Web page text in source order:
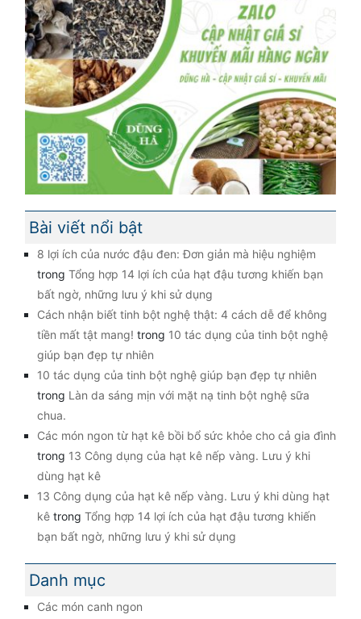
Bài viết nổi bật
8 lợi ích của nước đậu đen: Đơn giản mà hiệu nghiệm
trong Tổng hợp 14 lợi ích của hạt đậu tương khiến bạn
bất ngờ, những lưu ý khi sử dụng
Cách nhận biết tinh bột nghệ thật: 4 cách dễ để không
tiền mất tật mang! trong 10 tác dụng của tinh bột nghệ
giúp bạn đẹp tự nhiên
10 tác dụng của tinh bột nghệ giúp bạn đẹp tự nhiên
trong Làn da sáng mịn với mặt nạ tinh bột nghệ sữa
chua.
Các món ngon từ hạt kê bồi bổ sức khỏe cho cả gia đình
trong 13 Công dụng của hạt kê nếp vàng. Lưu ý khi
dùng hạt kê
13 Công dụng của hạt kê nếp vàng. Lưu ý khi dùng hạt
kê trong Tổng hợp 14 lợi ích của hạt đậu tương khiến
bạn bất ngờ, những lưu ý khi sử dụng
Danh mục
Các món canh ngon